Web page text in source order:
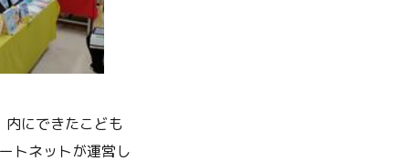
にできたこども
トネットが運営し